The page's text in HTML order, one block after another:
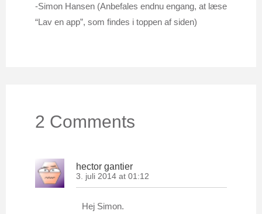
-Simon Hansen (Anbefales endnu engang, at læse
“Lav en app”, som findes i toppen af siden)
2 Comments
hector gantier
3. juli 2014 at 01:12
Hej Simon.